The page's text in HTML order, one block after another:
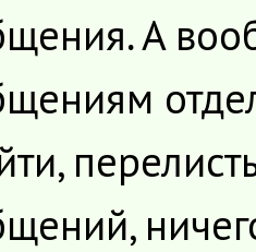
А